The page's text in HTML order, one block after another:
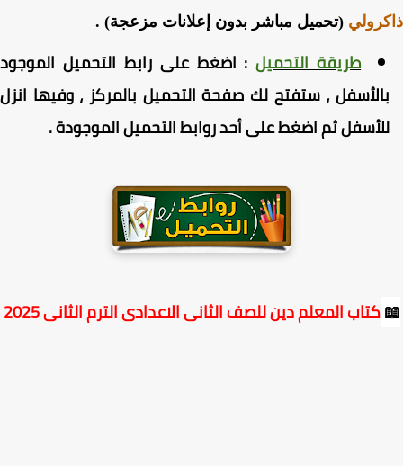
(تحميل مباشر بدون إعلانات مزعجة) .
طريقة التحميل: اضغطعلى رابط التحميل الموجود
، ستفتح لك صفحة التحميل بالمركز ، وفيها انزل
ثم اضغط على أحد روابط التحميل الموجودة.
كتاب المعلم دين للصف الثانى الاعدادى الترم الثانى 2025